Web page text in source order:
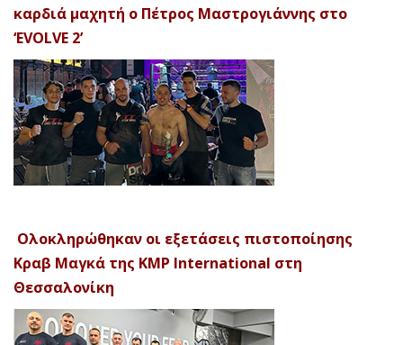
καρδιά μαχητή ο Πέτρος Μαστρογιάννης στο
‘EVOLVE 2’
Ολοκληρώθηκαν οι εξετάσεις πιστοποίησης
Κραβ Μαγκά της KMP International στη
Θεσσαλονίκη